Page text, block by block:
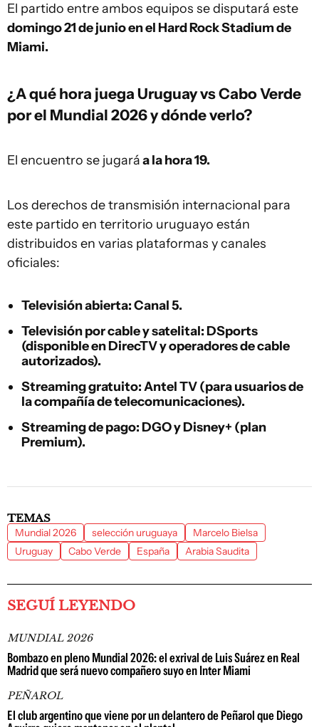
El partido entre ambos equipos se disputará este
domingo 21 de junio en el Hard Rock Stadium de
Miami.
¿A qué hora juega Uruguay vs Cabo Verde
por el Mundial 2026 y dónde verlo?
El encuentro se jugaráa la hora 19.
Los derechos de transmisión internacional para
este partido en territorio uruguayo están
distribuidos en varias plataformas y canales
oficiales:
Televisión abierta:Canal 5.
Televisión por cable y satelital: DSports
(disponible en DirecTV y operadores de cable
autorizados).
Streaming gratuito:Antel TV (para usuarios de
la compañía de telecomunicaciones).
Streaming de pago: DGO y Disney+ (plan
Premium).
TEMAS
Mundial 2026 selección uruguaya
Marcelo Bielsa
Uruguay
Cabo Verde España Arabia Saudita
SEGUÍ LEYENDO
MUNDIAL 2026
Bombazo en pleno Mundial 2026: el exrival de Luis Suárez en Real
Madrid que será nuevo compañero suyo en Inter Miami
PEÑAROL
El club argentino que viene por un delantero de Peñarol que Diego